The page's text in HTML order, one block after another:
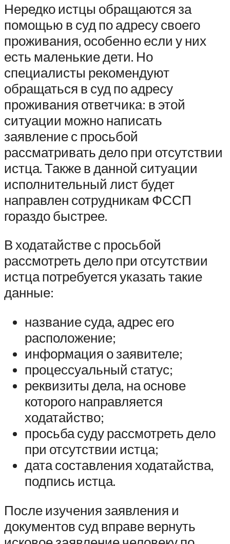
Нередко истцы обращаются за
помощью в суд по адресу своего
проживания, особенно если у них
есть маленькие дети. Но
специалисты рекомендуют
обращаться в суд по адресу
проживания ответчика: в этой
ситуации можно написать
заявление с просьбой
рассматривать дело при отсутствии
истца. Также в данной ситуации
исполнительный лист будет
направлен сотрудникам ФССП
гораздо быстрее.
В ходатайстве с просьбой
рассмотреть дело при отсутствии
истца потребуется указать такие
данные:
название суда, адрес его
расположение;
информация о заявителе;
процессуальный статус;
реквизиты дела, на основе
которого направляется
ходатайство;
просьба суду рассмотреть дело
при отсутствии истца;
дата составления ходатайства,
подпись истца.
После изучения заявления и
документов суд вправе вернуть